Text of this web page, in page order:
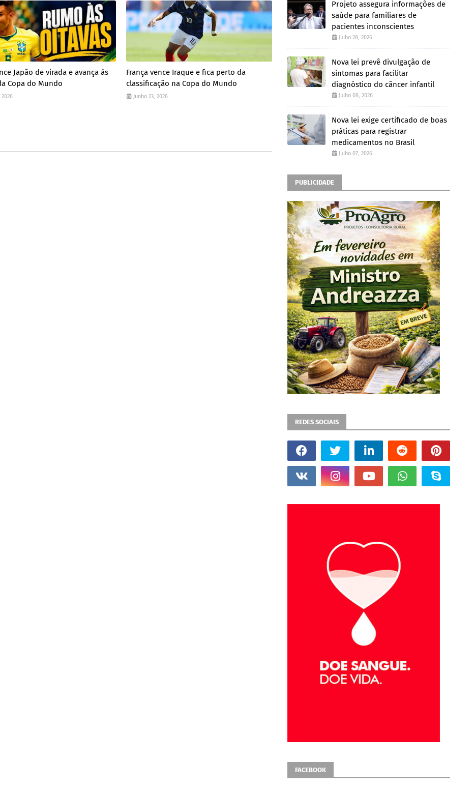
Japão de virada e avança às
Copa do Mundo
2026
França vence Iraque e fica perto da
classificação na Copa do Mundo
Junho 23, 2026
Projeto assegura informações de
saúde para familiares de
pacientes inconscientes
Julho 28, 2026
Nova lei prevê divulgação de
sintomas para facilitar
diagnóstico do câncer infantil
Julho 08, 2026
Nova lei exige certificado de boas
práticas para registrar
medicamentos no Brasil
Julho 07, 2026
PUBLICIDADE
REDES SOCIAIS
FACEBOOK